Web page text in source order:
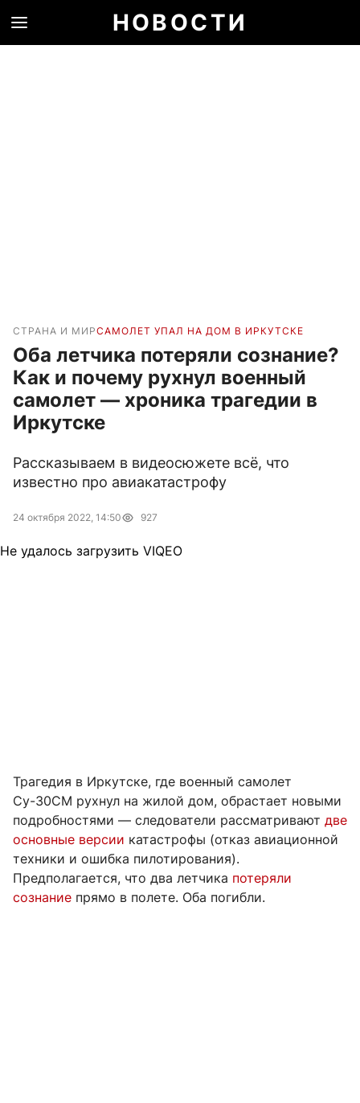
НОВОСТИ
СТРАНА И МИРСАМОЛЕТ УПАЛ НА ДОМ В ИРКУТСКЕ
Оба летчика потеряли сознание?
Как и почему рухнул военный
самолет — хроника трагедии в
Иркутске
Рассказываем в видеосюжете всё, что
известно про авиакатастрофу
24 октября 2022, 14:50 927
Не удалось загрузить VIQEO
Трагедия в Иркутске, где военный самолет
Су-30СМ рухнул на жилой дом, обрастает новыми
подробностями — следователи рассматривают две
основные версии катастрофы (отказ авиационной
техники и ошибка пилотирования).
Предполагается, что два летчика потеряли
сознание прямо в полете. Оба погибли.